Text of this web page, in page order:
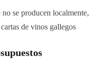
no se producen localmente,
de vinos gallegos